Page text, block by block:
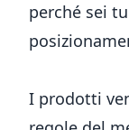
perché sei
I prodotti